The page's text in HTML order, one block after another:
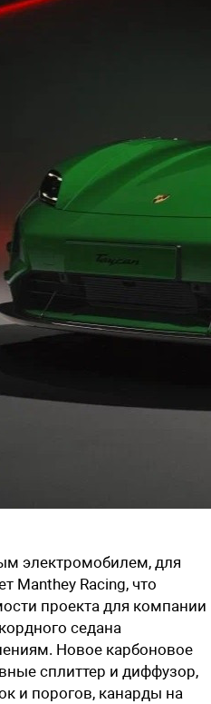
электромобилем, для
Manthey Racing, что
проекта для компании
седана
Новое карбоновое
сплиттер и диффузор,
и порогов, канарды на